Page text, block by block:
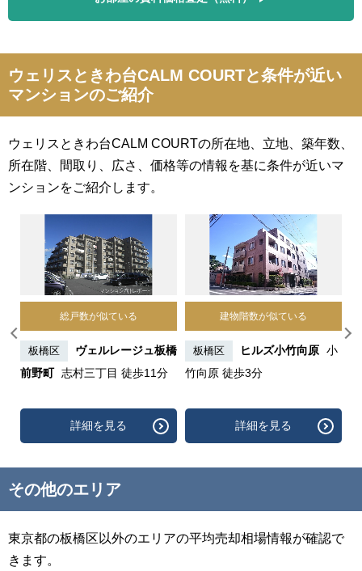
ウェリスときわ台CALM COURTと条件が近い
マンションのご紹介
ウェリスときわ台CALM COURTの所在地、立地、築年数、
所在階、間取り、広さ、価格等の情報を基に条件が近いマ
ンションをご紹介します。
総戸数が似ている
板橋区
ヴェルレージュ板橋
前野町 志村三丁目 徒歩11分
詳細を見る
建物階数が似ている
板橋区 ヒルズ小竹向原 小
竹向原 徒歩3分
詳細を見る
その他のエリア
東京都の板橋区以外のエリアの平均売却相場情報が確認で
きます。